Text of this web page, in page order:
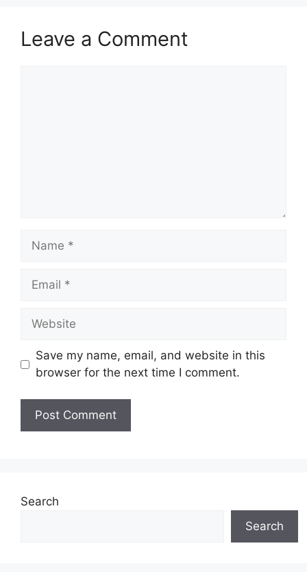
Leave a Comment
Name
Email
Website
Save my name, email, and website in this
browser for the next time I comment.
Search
Search